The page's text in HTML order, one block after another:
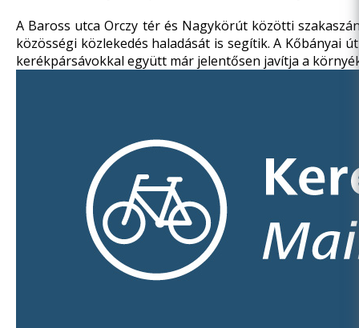
A Baross utca Orczy tér és Nagykörút közötti
közösségi közlekedés haladását is segítik. A Kőbányai
kerékpársávokkal együtt már jelentősen javítja a